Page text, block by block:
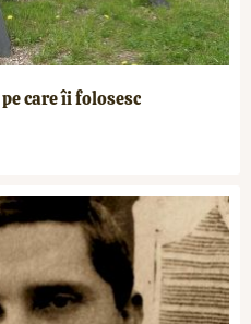
care îi folosesc